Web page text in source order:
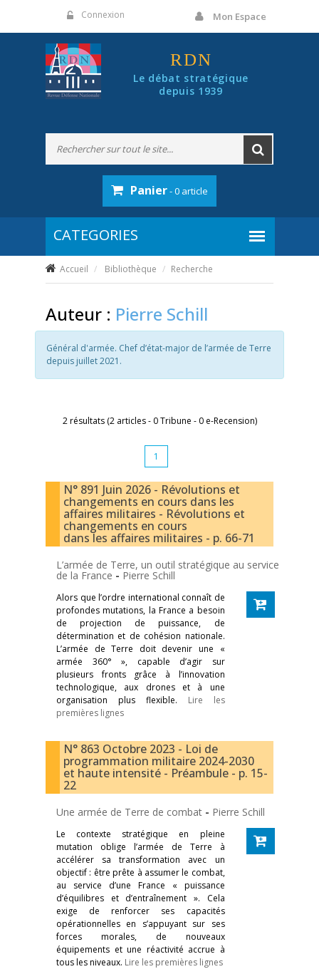
Connexion Mon Espace
RDN
Le débat stratégique
depuis 1939
Panier- 0 article
Accueil Bibliothèque Recherche
Auteur : Pierre Schill
Général d'armée. Chef d’état-major de l’armée de Terre
depuis juillet 2021.
2 résultats (2 articles - 0 Tribune - 0 e-Recension)
1
N° 891 Juin 2026 - Révolutions et
changements en cours dans les
affaires militaires - Révolutions et
changements en cours
dans les affaires militaires - p. 66-71
L’armée de Terre, un outil stratégique au service
de la France - Pierre Schill
Alors que l’ordre international connaît de
profondes mutations, la France a besoin
de projection de puissance, de
détermination et de cohésion nationale.
L’armée de Terre doit devenir une «
armée 360° », capable d’agir sur
plusieurs fronts grâce à l’innovation
technologique, aux drones et à une
organisation plus flexible. Lire les
premières lignes
N° 863 Octobre 2023 - Loi de
programmation militaire 2024-2030
et haute intensité - Préambule - p. 15-
22
Une armée de Terre de combat - Pierre Schill
Le contexte stratégique en pleine
mutation oblige l’armée de Terre à
accélérer sa transformation avec un
objectif : être prête à assumer le combat,
au service d’une France « puissance
d’équilibres et d’entraînement ». Cela
exige de renforcer ses capacités
opérationnelles en s’appuyant sur ses
forces morales, de nouveaux
équipements et une réactivité accrue à
tous les niveaux. Lire les premières lignes